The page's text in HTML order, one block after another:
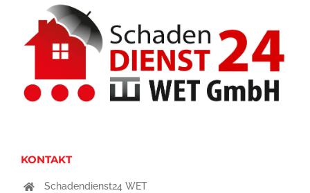
KONTAKT
Schadendienst24 WET